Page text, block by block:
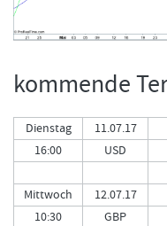
kommende
Dienstag
11.07.17
16:00
USD
Mittwoch
12.07.17
10:30
GBP